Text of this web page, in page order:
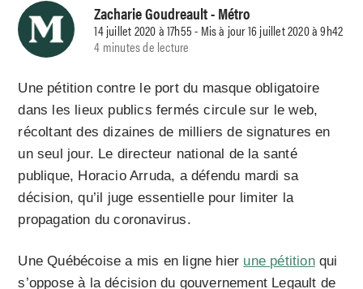
Zacharie Goudreault- Métro
14 juillet 2020 à 17h55 - Mis à jour 16 juillet 2020 à 9h42
4 minutes de lecture
Une pétition contre le port du masque obligatoire
dans les lieux publics fermés circule sur le web,
récoltant des dizaines de milliers de signatures en
un seul jour. Le directeur national de la santé
publique, Horacio Arruda, a défendu mardi sa
décision, qu’il juge essentielle pour limiter la
propagation du coronavirus.
Une Québécoise a mis en ligne hier une pétitionqui
s’oppose à la décision du gouvernement Legault de